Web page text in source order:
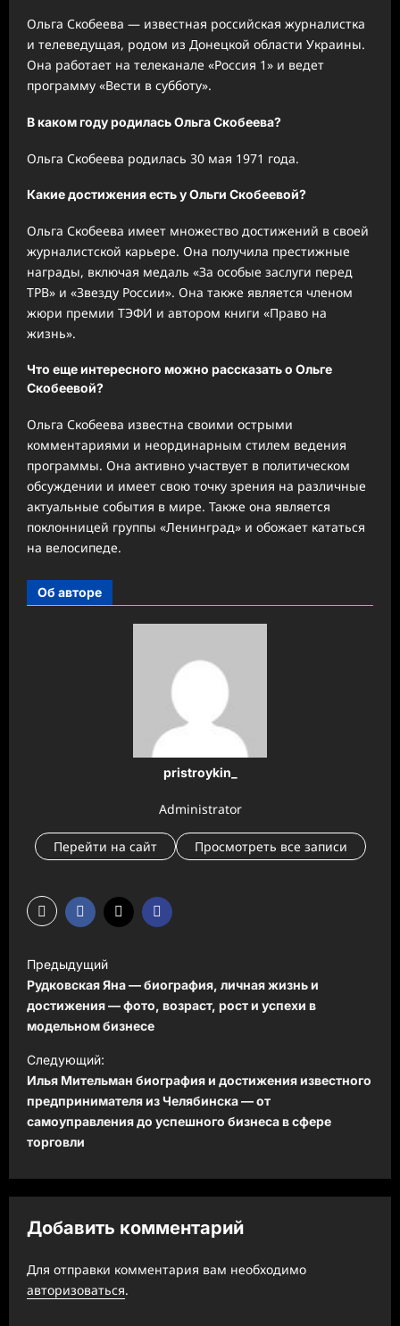
Ольга Скобеева — известная российская журналистка
и телеведущая, родом из Донецкой области Украины.
Она работает на телеканале «Россия 1» и ведет
программу «Вести в субботу».
В каком году родилась Ольга Скобеева?
Ольга Скобеева родилась 30 мая 1971 года.
Какие достижения есть у Ольги Скобеевой?
Ольга Скобеева имеет множество достижений в своей
журналистской карьере. Она получила престижные
награды, включая медаль «За особые заслуги перед
ТРВ» и «Звезду России». Она также является членом
жюри премии ТЭФИ и автором книги «Право на
жизнь».
Что еще интересного можно рассказать о Ольге
Скобеевой?
Ольга Скобеева известна своими острыми
комментариями и неординарным стилем ведения
программы. Она активно участвует в политическом
обсуждении и имеет свою точку зрения на различные
актуальные события в мире. Также она является
поклонницей группы «Ленинград» и обожает кататься
на велосипеде.
Об авторе
pristroykin_
Administrator
Перейти на сайт Просмотреть все записи
а
в
и
г
а
ц
и
я
з
а
и
Предыдущий
Рудковская Яна — биография, личная жизнь и
достижения — фото, возраст, рост и успехи в
модельном бизнесе
Следующий:
Илья Мительман биография и достижения известного
предпринимателя из Челябинска — от
самоуправления до успешного бизнеса в сфере
торговли
Добавить комментарий
Для отправки комментария вам необходимо
авторизоваться.